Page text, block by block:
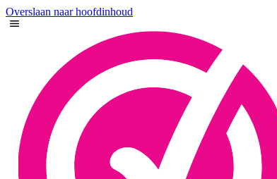
Overslaan naar hoofdinhoud